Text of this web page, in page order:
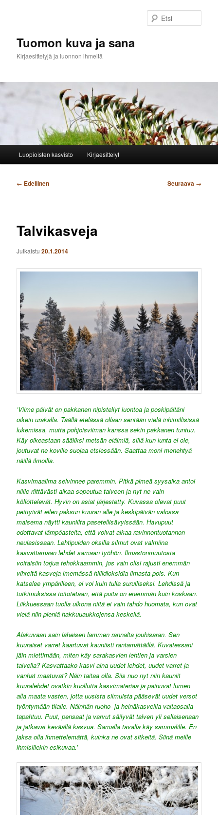
Tuomon kuva ja sana
Kirjaesittelyjä ja luonnon ihmeitä
Luopioisten kasvisto Kirjaesittelyt
Artikkelien
← Edellinen Seuraava →
Talvikasveja
Julkaistu20.1.2014
’Viime päivät on pakkanen nipistellyt luontoa ja poskipäitäni
oikein urakalla. Täällä etelässä ollaan sentään vielä inhimillisissä
lukemissa, mutta pohjoisviiman kanssa sekin pakkanen tuntuu.
Käy oikeastaan sääliksi metsän eläimiä, sillä kun lunta ei ole,
joutuvat ne koville suojaa etsiessään. Saattaa moni menehtyä
näillä ilmoilla.
Kasvimaailma selvinnee paremmin. Pitkä pimeä syysaika antoi
niille riittävästi aikaa sopeutua talveen ja nyt ne vain
köllöttelevät. Hyvin on asiat järjestetty. Kuvassa olevat puut
peittyivät eilen paksun kuuran alle ja keskipäivän valossa
maisema näytti kauniilta pasetellisävyissään. Havupuut
odottavat lämpöasteita, että voivat alkaa ravinnontuotannon
neulasissaan. Lehtipuiden oksilla silmut ovat valmiina
kasvattamaan lehdet samaan työhön. Ilmastonmuutosta
voitaisiin torjua tehokkaammin, jos vain olisi rajusti enemmän
vihreitä kasveja imemässä hiilidioksidia ilmasta pois. Kun
katselee ympärilleen, ei voi kuin tulla surulliseksi. Lehdissä ja
tutkimuksissa toitotetaan, että puita on enemmän kuin koskaan.
Liikkuessaan tuolla ulkona niitä ei vain tahdo huomata, kun ovat
vielä niin pieniä hakkuuaukkojensa keskellä.
Alakuvaan sain läheisen lammen rannalta jouhisaran. Sen
kuuraiset varret kaartuvat kauniisti rantamättäillä. Kuvatessani
jäin miettimään, miten käy sarakasvien lehtien ja varsien
talvella? Kasvattaako kasvi aina uudet lehdet, uudet varret ja
vanhat maatuvat? Näin taitaa olla. Siis nuo nyt niin kauniit
kuuralehdet ovatkin kuollutta kasvimateriaa ja painuvat lumen
alla maata vasten, jotta uusista silmuista pääsevät uudet versot
työntymään tilalle. Näinhän ruoho- ja heinäkasveilla valtaosalla
tapahtuu. Puut, pensaat ja varvut säilyvät talven yli sellaisenaan
ja jatkavat keväällä kasvua. Samalla tavalla käy sammalille. En
jaksa olla ihmettelemättä, kuinka ne ovat sitkeitä. Siinä meille
ihmisillekin esikuvaa.’